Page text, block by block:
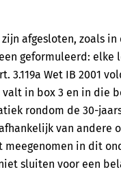
afgesloten, zoals in
geformuleerd: elke
3.119a Wet IB 2001
in box 3 en in die
rondom de 30-
van andere
meegenomen in dit
sluiten voor een